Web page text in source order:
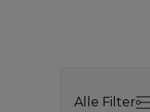
Alle Filter